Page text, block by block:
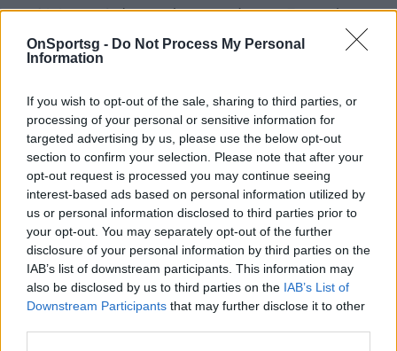
OnSportsg - Do Not Process My Personal
Information
If you wish to opt-out of the sale, sharing to third parties, or
processing of your personal or sensitive information for
targeted advertising by us, please use the below opt-out
section to confirm your selection. Please note that after your
opt-out request is processed you may continue seeing
interest-based ads based on personal information utilized by
us or personal information disclosed to third parties prior to
your opt-out. You may separately opt-out of the further
disclosure of your personal information by third parties on the
IAB’s list of downstream participants. This information may
also be disclosed by us to third parties on the IAB’s List of
Downstream Participants that may further disclose it to other
στις 31 Δεκεμβρίου από τις ακτές της Ερυθράς
Θάλασσας κοντά στην πόλη Γιανμπού και κράτησε
δύο εβδομάδες και για περισσότερα από 8.000
Παιχνίδι από παντού στη Novibet με το
νέο Mobile App
Ράλι Ντακάρ